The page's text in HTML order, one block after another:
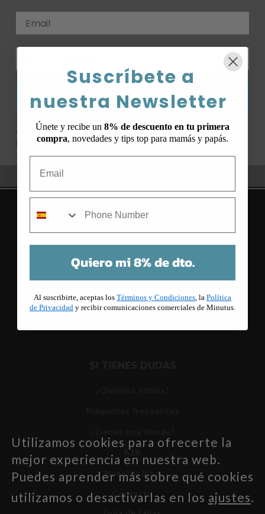
¡Suscribirme!
Al suscribirte, aceptas losTérminos y Condiciones, laPolítica de
Privacidady recibir comunicaciones comerciales de Minutus.
C/ Cuba 5
08205, Sabadell, Barcelona
B2B
Nuestro blog
Contacto
Utilizamos cookies para ofrecerte la
mejor experiencia en nuestra web.
Puedes aprender más sobre qué cookies
utilizamos o desactivarlas en los ajustes.
Suscríbete a
nuestra Newsletter
Únete y recibe un 8% de descuento en tu primera
compra, novedades y tips top para mamás y papás.
Quiero mi 8% de dto.
Al suscribirte, aceptas los Términos y Condiciones, la Política
de Privacidad y recibir comunicaciones comerciales de Minutus.